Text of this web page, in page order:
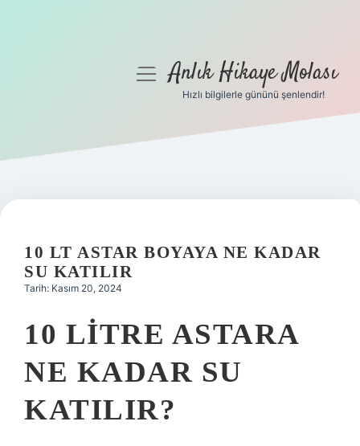
Gizlilik Politikası
Yasal Uyarı
menüyüAnlık Hikaye Molası
Hızlı bilgilerle gününü şenlendir!
10 LT ASTAR BOYAYA NE KADAR
SU KATILIR
Tarih: Kasım 20, 2024
10 LITRE ASTARA
NE KADAR SU
KATILIR?